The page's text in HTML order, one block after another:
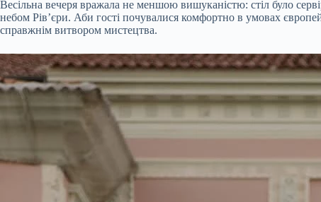
Весільна вечеря вражала не меншою вишуканістю: стіл було
небом Рів’єри. Аби гості почувалися комфортно в умовах
справжнім витвором мистецтва.